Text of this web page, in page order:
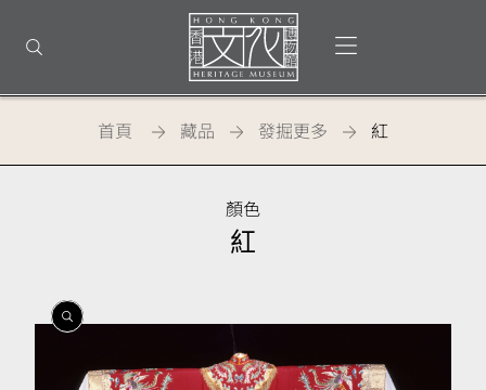
部
打開搜尋
首
頁
打開選單
首頁 藏品 發掘更多 紅
顏色
紅
開
啟
開
啟
開
啟